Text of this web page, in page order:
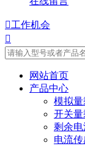
工作机会

网站首页
产品中心
模拟
开关
剩余
电流传